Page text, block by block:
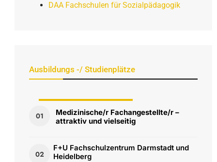
DAA Fachschulen für Sozialpädagogik
Ausbildungs -/ Studienplätze
Frankfurt/Darmstadt/Wiesbaden
01
Medizinische/r Fachangestellte/r –
attraktiv und vielseitig
02
F+U Fachschulzentrum Darmstadt und
Heidelberg